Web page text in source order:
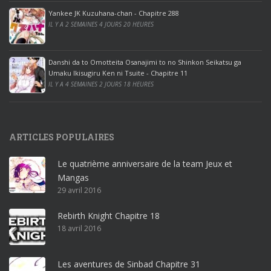
ff
i
c
e
2
0
1
r
o
ff
i
c
e
3
Yankee JK Kuzuhana-chan - Chapitre 288
IL Y A 2 SEMAINES 4 JOURS 20 HEURES
Danshi da to Omotteita Osanajimi to no Shinkon Seikatsu ga
Umaku Ikisugiru Ken ni Tsuite - Chapitre 11
IL Y A 4 SEMAINES 2 JOURS 18 HEURES
ARTICLES POPULAIRES
Le quatrième anniversaire de la team Jeux et
Mangas
29 avril 2016
Rebirth Knight Chapitre 18
18 avril 2016
Les aventures de Sinbad Chapitre 31